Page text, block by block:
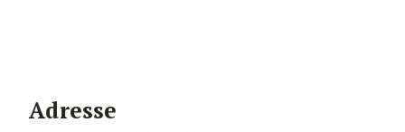
Adresse